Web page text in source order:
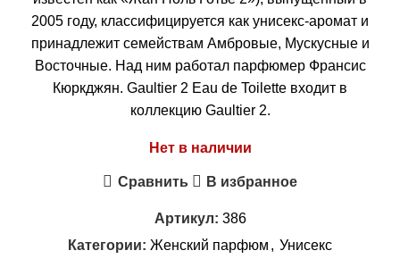
2005 году, классифицируется как унисекс-аромат и
принадлежит семействам Амбровые, Мускусные и
Восточные. Над ним работал парфюмер Франсис
Кюркджян. Gaultier 2 Eau de Toilette входит в
коллекцию Gaultier 2.
Нет в наличии
Сравнить В избранное
Артикул: 386
Категории: Женский парфюм , Унисекс